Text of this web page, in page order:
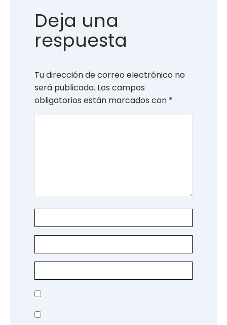
Deja una
respuesta
Tu dirección de correo electrónico no
será publicada. Los campos
obligatorios están marcados con *